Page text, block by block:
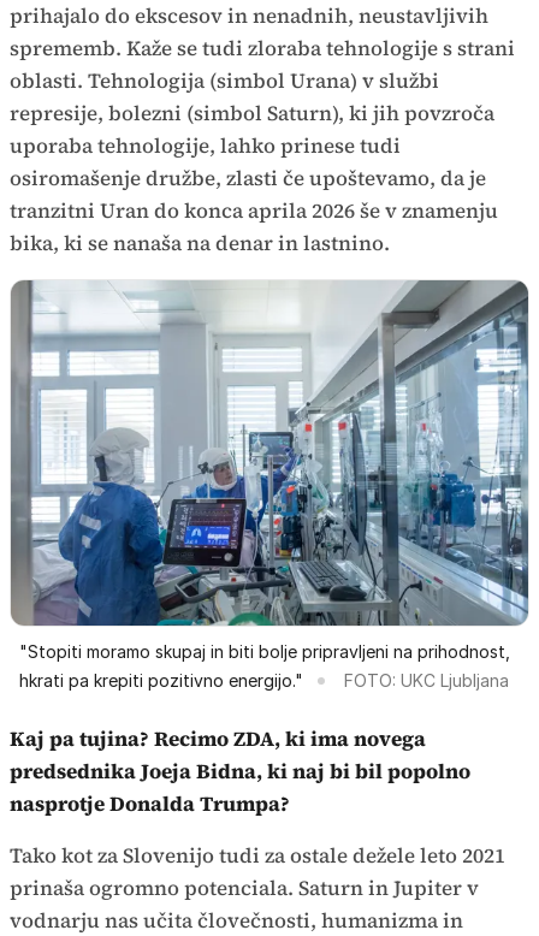
prihajalo do ekscesov in nenadnih, neustavljivih
sprememb. Kaže se tudi zloraba tehnologije s strani
oblasti. Tehnologija (simbol Urana) v službi
represije, bolezni (simbol Saturn), ki jih povzroča
uporaba tehnologije, lahko prinese tudi
osiromašenje družbe, zlasti če upoštevamo, da je
tranzitni Uran do konca aprila 2026 še v znamenju
bika, ki se nanaša na denar in lastnino.
"Stopiti moramo skupaj in biti bolje pripravljeni na prihodnost,
hkrati pa krepiti pozitivno energijo."
FOTO: UKC Ljubljana
Kaj pa tujina? Recimo ZDA, ki ima novega
predsednika Joeja Bidna, ki naj bi bil popolno
nasprotje Donalda Trumpa?
Tako kot za Slovenijo tudi za ostale dežele leto 2021
prinaša ogromno potenciala. Saturn in Jupiter v
vodnarju nas učita človečnosti, humanizma in